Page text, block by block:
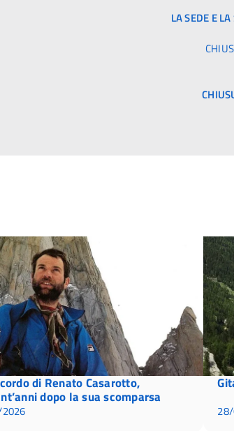
LA SEDE E
di Renato Casarotto,
dopo la sua scomparsa